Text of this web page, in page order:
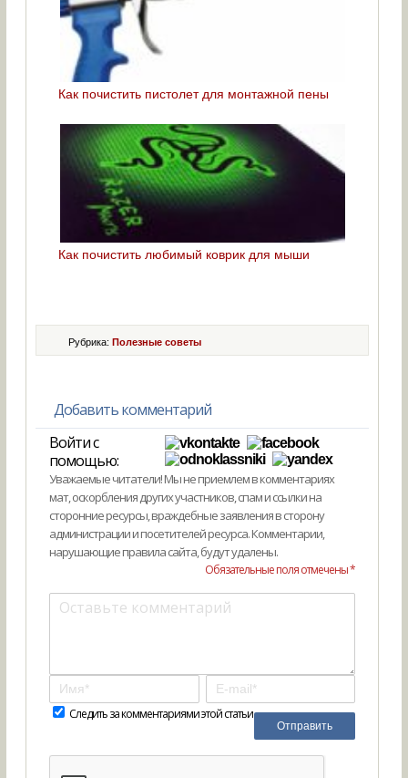
Как почистить пистолет для монтажной пены
Как почистить любимый коврик для мыши
Рубрика:Полезные советы
Добавить комментарий
Войти с
помощью:
Уважаемые читатели! Мы не приемлем в комментариях
мат, оскорбления других участников, спам и ссылки на
сторонние ресурсы, враждебные заявления в сторону
администрации и посетителей ресурса. Комментарии,
нарушающие правила сайта, будут удалены.
Обязательные поля отмечены *
Следить за комментариями этой статьи